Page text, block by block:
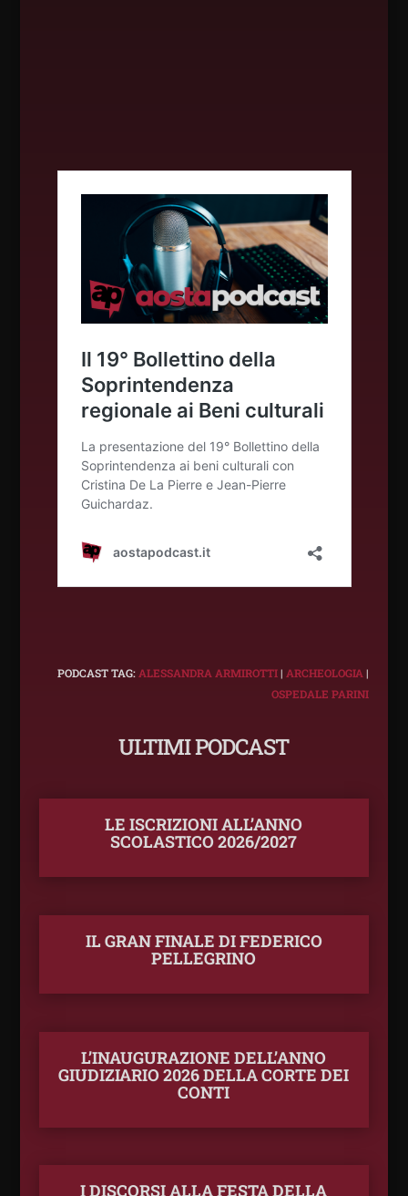
PODCAST TAG: ALESSANDRA ARMIROTTI| ARCHEOLOGIA |
OSPEDALE PARINI
ULTIMI PODCAST
LE ISCRIZIONI ALL’ANNO
SCOLASTICO 2026/2027
IL GRAN FINALE DI FEDERICO
PELLEGRINO
L’INAUGURAZIONE DELL’ANNO
GIUDIZIARIO 2026 DELLA CORTE DEI
CONTI
I DISCORSI ALLA FESTA DELLA